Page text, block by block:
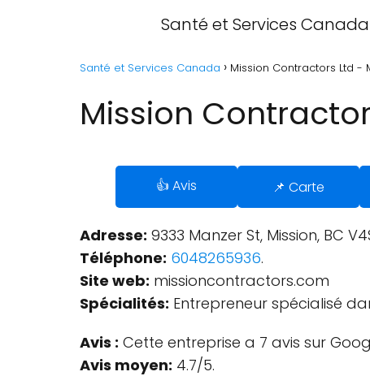
Santé et Services Canada
Santé et Services Canada Mission Contractors Ltd -
Mission
👍 Avis 📌 Carte
Adresse: 9333 Manzer St, Mission, BC
Téléphone: 6048265936.
Site web: missioncontractors.com
Spécialités: Entrepreneur spécialisé
Avis : Cette entreprise a 7 avis sur
Avis moyen: 4.7/5.